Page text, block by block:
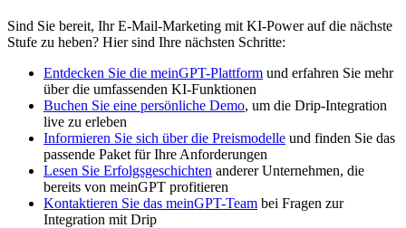
Sind Sie bereit, Ihr E-Mail-Marketing mit KI-Power auf die nächste
Stufe zu heben? Hier sind Ihre nächsten Schritte:
Entdecken Sie die meinGPT-Plattform und erfahren Sie mehr
über die umfassenden KI-Funktionen
Buchen Sie eine persönliche Demo, um die Drip-Integration
live zu erleben
Informieren Sie sich über die Preismodelle und finden Sie das
passende Paket für Ihre Anforderungen
Lesen Sie Erfolgsgeschichten anderer Unternehmen, die
bereits von meinGPT profitieren
Kontaktieren Sie das meinGPT-Team bei Fragen zur
Integration mit Drip